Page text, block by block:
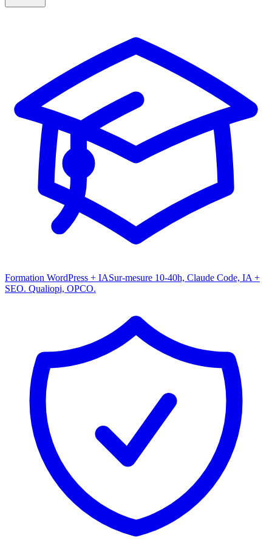
Formation WordPress + IASur-mesure 10-40h, Claude Code, IA +
SEO. Qualiopi, OPCO.